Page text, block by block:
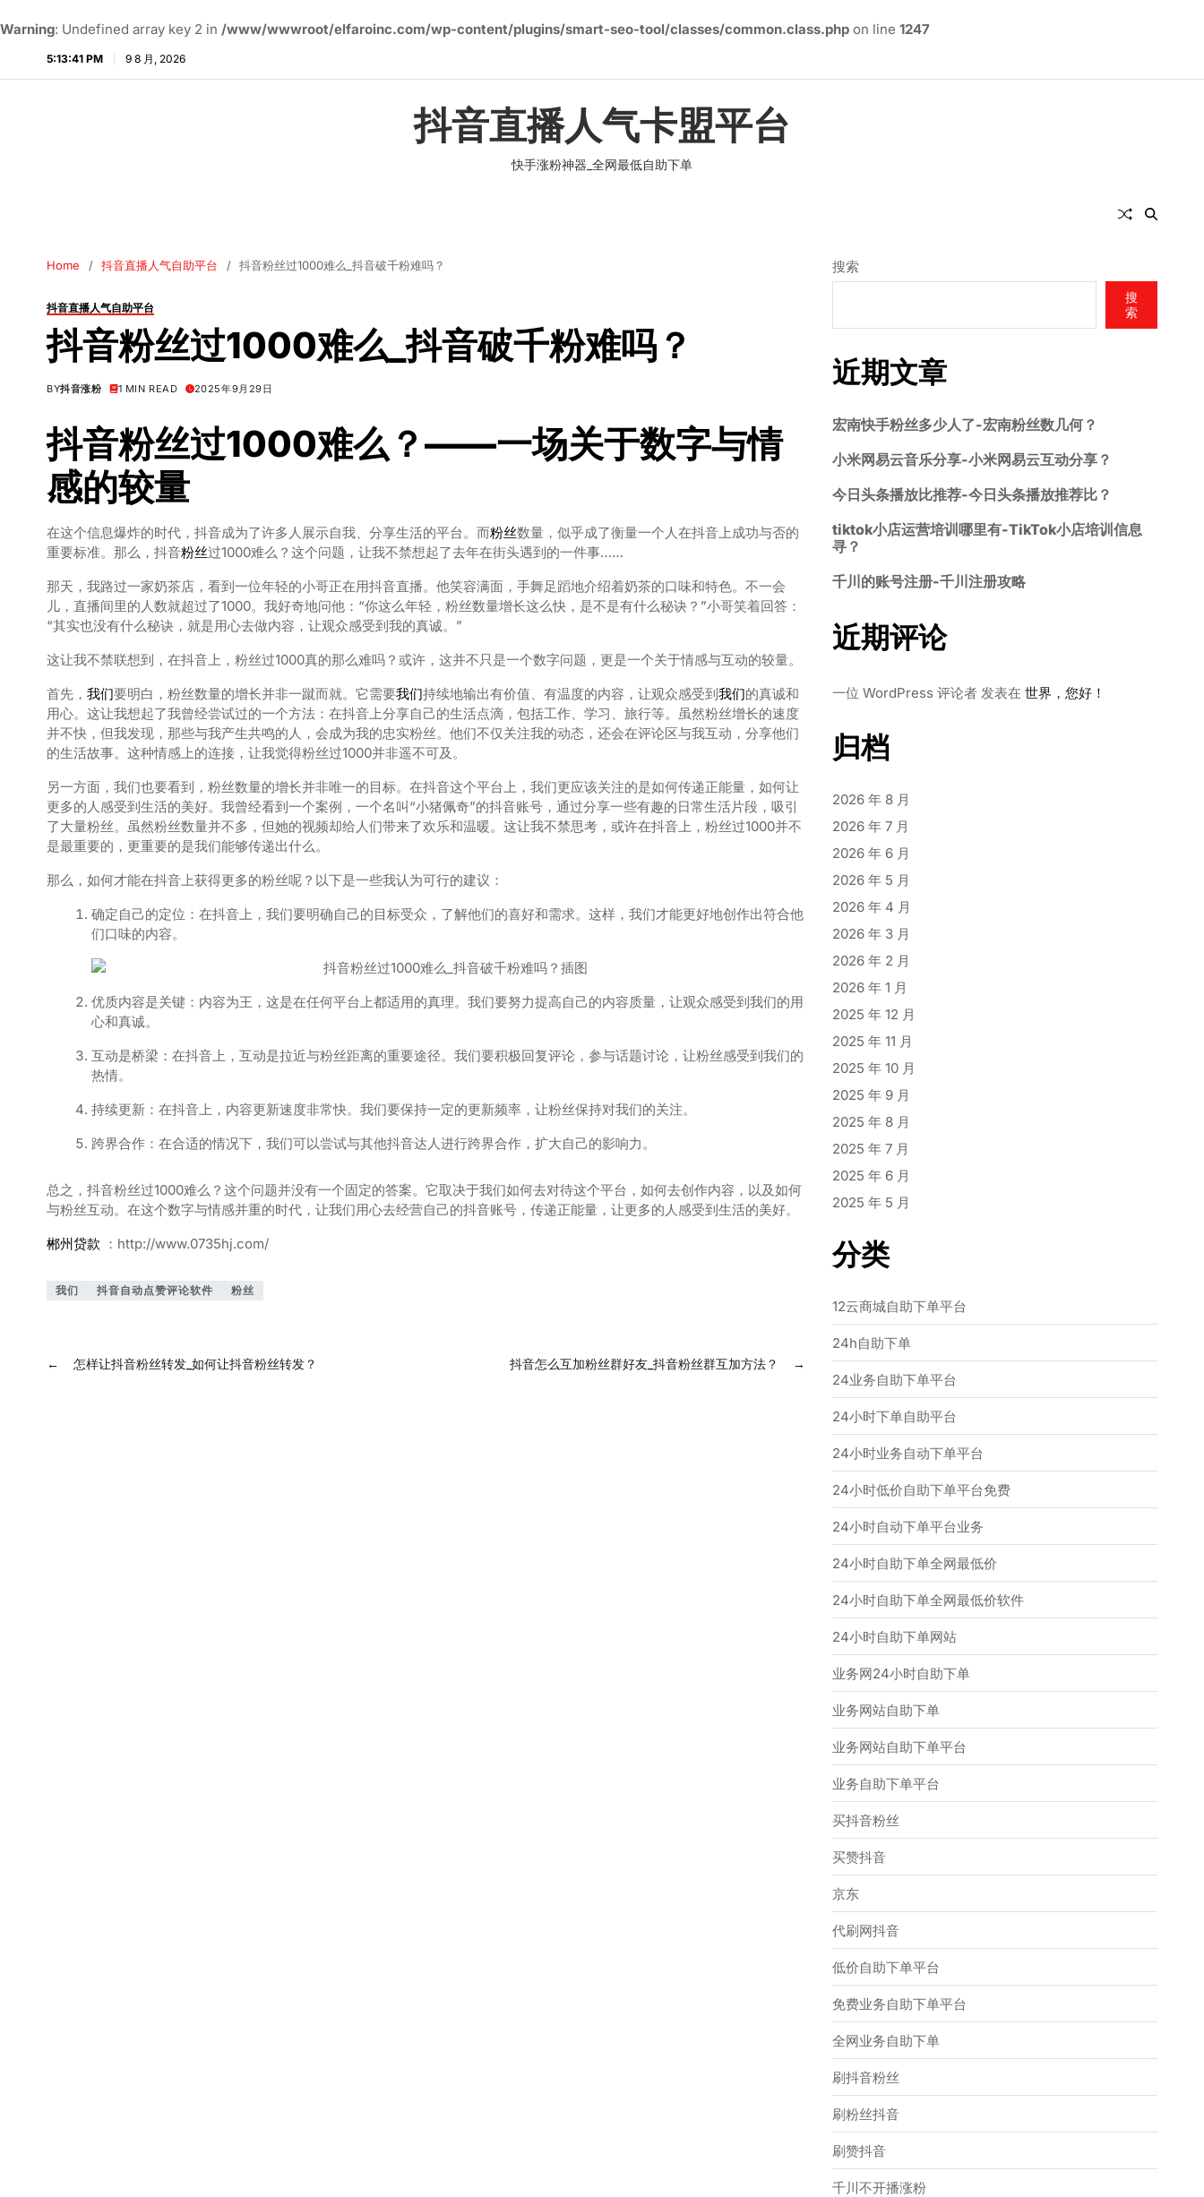
Warning: Undefined array key 2 in /www/wwwroot/elfaroinc.com/wp-content/plugins/smart-seo-tool/classes/common.class.php on line 1247
5:13:42 PM 9 8 月, 2026
抖音直播人气卡盟平台
快手涨粉神器_全网最低自助下单
Home 抖音直播人气自助平台 抖音粉丝过1000难么_抖音破千粉难吗？
抖音直播人气自助平台
抖音粉丝过1000难么_抖音破千粉难吗？
BY抖音涨粉 1 MIN READ 2025年9月29日
抖音粉丝过1000难么？——一场关于数字与情
感的较量
在这个信息爆炸的时代，抖音成为了许多人展示自我、分享生活的平台。而粉丝数量，似乎成了衡量一个人在抖音上成功与否的
重要标准。那么，抖音粉丝过1000难么？这个问题，让我不禁想起了去年在街头遇到的一件事……
那天，我路过一家奶茶店，看到一位年轻的小哥正在用抖音直播。他笑容满面，手舞足蹈地介绍着奶茶的口味和特色。不一会
儿，直播间里的人数就超过了1000。我好奇地问他：“你这么年轻，粉丝数量增长这么快，是不是有什么秘诀？”小哥笑着回答：
“其实也没有什么秘诀，就是用心去做内容，让观众感受到我的真诚。”
这让我不禁联想到，在抖音上，粉丝过1000真的那么难吗？或许，这并不只是一个数字问题，更是一个关于情感与互动的较量。
首先， 我们要明白，粉丝数量的增长并非一蹴而就。它需要我们持续地输出有价值、有温度的内容，让观众感受到我们的真诚和
用心。这让我想起了我曾经尝试过的一个方法：在抖音上分享自己的生活点滴，包括工作、学习、旅行等。虽然粉丝增长的速度
并不快，但我发现，那些与我产生共鸣的人，会成为我的忠实粉丝。他们不仅关注我的动态，还会在评论区与我互动，分享他们
的生活故事。这种情感上的连接，让我觉得粉丝过1000并非遥不可及。
另一方面，我们也要看到，粉丝数量的增长并非唯一的目标。在抖音这个平台上，我们更应该关注的是如何传递正能量，如何让
更多的人感受到生活的美好。我曾经看到一个案例，一个名叫“小猪佩奇”的抖音账号，通过分享一些有趣的日常生活片段，吸引
了大量粉丝。虽然粉丝数量并不多，但她的视频却给人们带来了欢乐和温暖。这让我不禁思考，或许在抖音上，粉丝过1000并不
是最重要的，更重要的是我们能够传递出什么。
那么，如何才能在抖音上获得更多的粉丝呢？以下是一些我认为可行的建议：
确定自己的定位：在抖音上，我们要明确自己的目标受众，了解他们的喜好和需求。这样，我们才能更好地创作出符合他
们口味的内容。
优质内容是关键：内容为王，这是在任何平台上都适用的真理。我们要努力提高自己的内容质量，让观众感受到我们的用
心和真诚。
互动是桥梁：在抖音上，互动是拉近与粉丝距离的重要途径。我们要积极回复评论，参与话题讨论，让粉丝感受到我们的
热情。
持续更新：在抖音上，内容更新速度非常快。我们要保持一定的更新频率，让粉丝保持对我们的关注。
跨界合作：在合适的情况下，我们可以尝试与其他抖音达人进行跨界合作，扩大自己的影响力。
总之，抖音粉丝过1000难么？这个问题并没有一个固定的答案。它取决于我们如何去对待这个平台，如何去创作内容，以及如何
与粉丝互动。在这个数字与情感并重的时代，让我们用心去经营自己的抖音账号，传递正能量，让更多的人感受到生活的美好。
郴州贷款 ：http://www.0735hj.com/
我们 抖音自动点赞评论软件 粉丝
← 怎样让抖音粉丝转发_如何让抖音粉丝转发？ →
抖音怎么互加粉丝群好友_抖音粉丝群互加方法？
搜索
搜
索
近期文章
宏南快手粉丝多少人了-宏南粉丝数几何？
小米网易云音乐分享-小米网易云互动分享？
今日头条播放比推荐-今日头条播放推荐比？
tiktok小店运营培训哪里有-TikTok小店培训信息
寻？
千川的账号注册-千川注册攻略
近期评论
一位 WordPress 评论者 发表在 世界，您好！
归档
2026 年 8 月
2026 年 7 月
2026 年 6 月
2026 年 5 月
2026 年 4 月
2026 年 3 月
2026 年 2 月
2026 年 1 月
2025 年 12 月
2025 年 11 月
2025 年 10 月
2025 年 9 月
2025 年 8 月
2025 年 7 月
2025 年 6 月
2025 年 5 月
分类
12云商城自助下单平台
24h自助下单
24业务自助下单平台
24小时下单自助平台
24小时业务自动下单平台
24小时低价自助下单平台免费
24小时自动下单平台业务
24小时自助下单全网最低价
24小时自助下单全网最低价软件
24小时自助下单网站
业务网24小时自助下单
业务网站自助下单
业务网站自助下单平台
业务自助下单平台
买抖音粉丝
买赞抖音
京东
代刷网抖音
低价自助下单平台
免费业务自助下单平台
全网业务自助下单
刷抖音粉丝
刷粉丝抖音
刷赞抖音
千川不开播涨粉